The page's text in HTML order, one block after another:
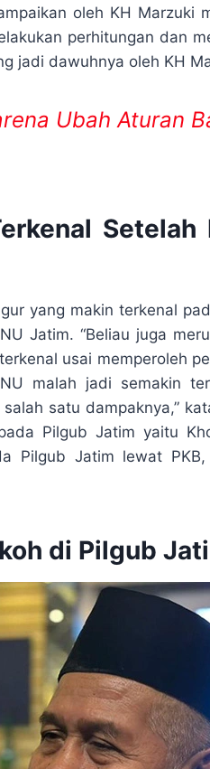
oleh KH Marzuki
perhitungan dan
jadi dawuhnya oleh KH
Ubah Aturan
Setelah
yang makin terkenal
Jatim. “Beliau juga
usai memperoleh
malah jadi semakin
satu dampaknya,”
Pilgub Jatim yaitu
Pilgub Jatim lewat
di Pilgub